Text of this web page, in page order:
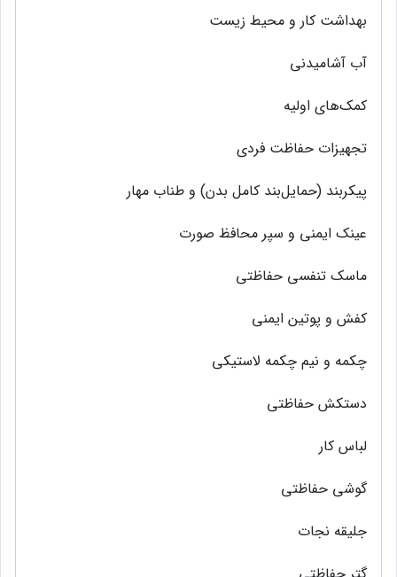
بهداشت‌ کار و محیط‌ زیست‌
آب آشامیدنی‌
کمک‌های‌ اولیه‌
تجهیزات حفاظت‌ فردی
پیکربند (حمایل‌بند کامل‌ بدن) و طناب مهار
عینک‌ ایمنی‌ و سپر محافظ‌ صورت
ماسک‌ تنفسی‌ حفاظتی‌
کفش‌ و پوتین‌ ایمنی‌
چکمه‌ و نیم‌ چکمه‌ لاستیکی‌
دستکش‌ حفاظتی‌
لباس کار
گوشی‌ حفاظتی‌
جلیقه‌ نجات